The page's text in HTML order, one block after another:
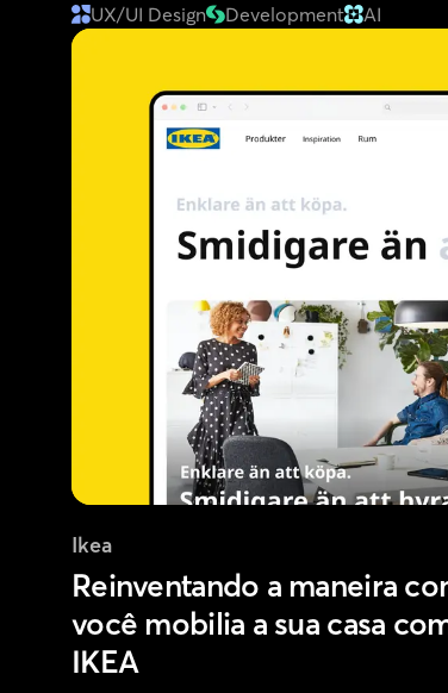
UX/UI Design Development AI
Ikea
Reinventando a maneira
você mobilia a sua casa
IKEA